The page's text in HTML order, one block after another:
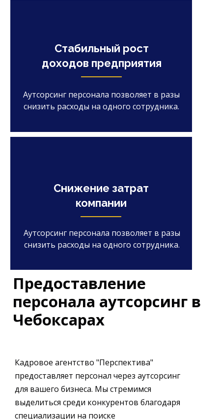
Снижение затрат
компании
Аутсорсинг персонала позволяет в разы
снизить расходы на одного сотрудника.
Стабильный рост
доходов предприятия
Аутсорсинг персонала позволяет в разы
снизить расходы на одного сотрудника.
Кадровое агентство "Перспектива"
предоставляет персонал через аутсорсинг
для вашего бизнеса. Мы стремимся
выделиться среди конкурентов благодаря
специализации на поиске
Предоставление
персонала аутсорсинг в
Чебоксарах